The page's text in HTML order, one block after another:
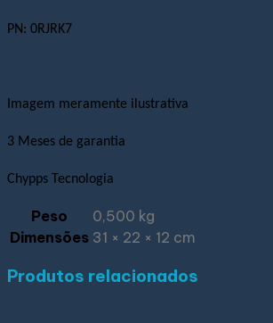
PN: 0RJRK7
Imagem meramente ilustrativa
3 Meses de garantia
Chypps Tecnologia
Peso
0,500 kg
Dimensões 31 × 22 × 12 cm
Produtos relacionados